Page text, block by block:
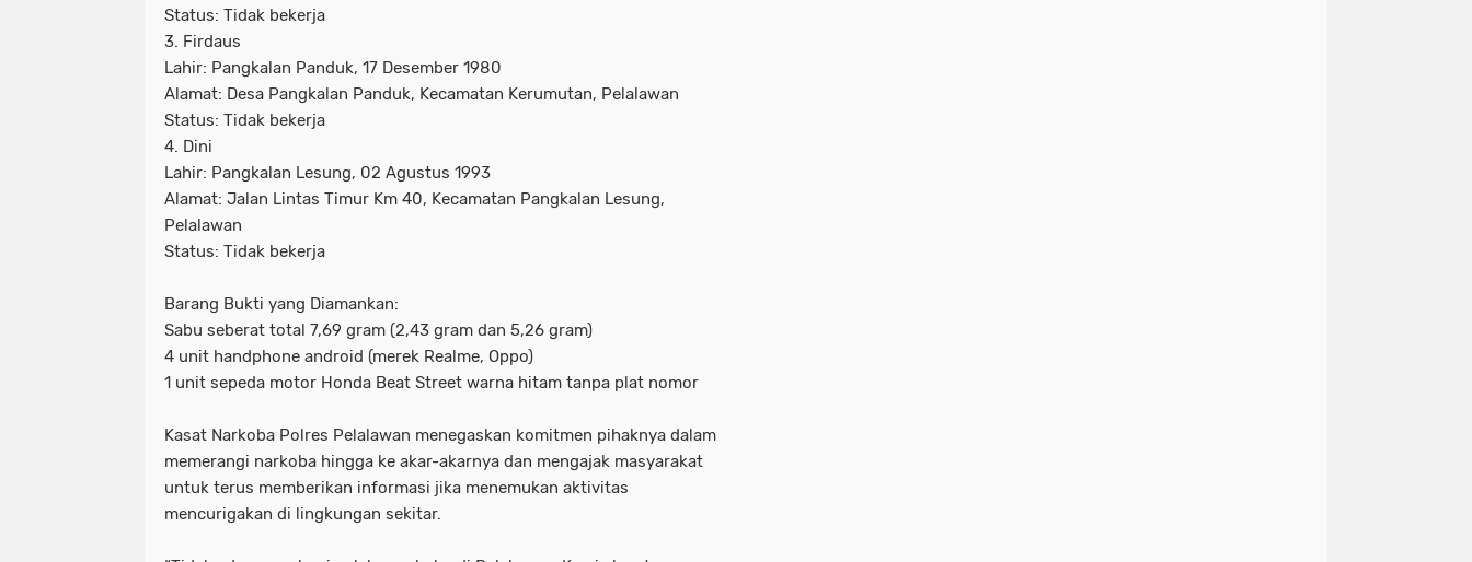
Status: Tidak bekerja
3. Firdaus
Lahir: Pangkalan Panduk, 17 Desember 1980
Alamat: Desa Pangkalan Panduk, Kecamatan Kerumutan, Pelalawan
Status: Tidak bekerja
4. Dini
Lahir: Pangkalan Lesung, 02 Agustus 1993
Alamat: Jalan Lintas Timur Km 40, Kecamatan Pangkalan Lesung,
Pelalawan
Status: Tidak bekerja
Barang Bukti yang Diamankan:
Sabu seberat total 7,69 gram (2,43 gram dan 5,26 gram)
4 unit handphone android (merek Realme, Oppo)
1 unit sepeda motor Honda Beat Street warna hitam tanpa plat nomor
Kasat Narkoba Polres Pelalawan menegaskan komitmen pihaknya dalam
memerangi narkoba hingga ke akar-akarnya dan mengajak masyarakat
untuk terus memberikan informasi jika menemukan aktivitas
mencurigakan di lingkungan sekitar.